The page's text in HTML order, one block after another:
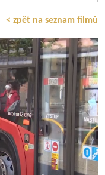
< zpět na seznam filmů